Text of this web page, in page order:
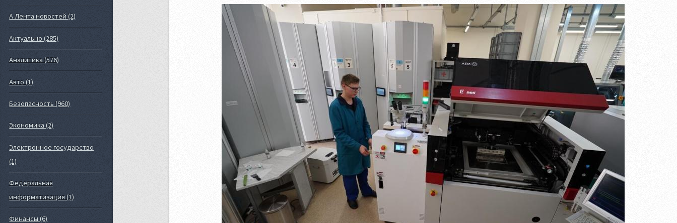
А Лента новостей (2)
Актуально (285)
Аналитика (576)
Авто (1)
Безопасность (960)
Экономика (2)
Электронное государство
(1)
Федеральная
информатизация (1)
Финансы (6)